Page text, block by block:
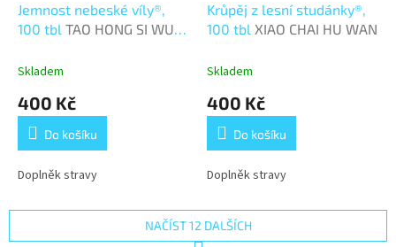
Jemnost nebeské víly®,
100 tbl TAO HONG SI WU
Skladem
400 Kč
Do košíku
Doplněk stravy
Krůpěj z lesní studánky®,
100 tbl XIAO CHAI HU WAN
Skladem
400 Kč
Do košíku
Doplněk stravy
NAČÍST 12 DALŠÍCH